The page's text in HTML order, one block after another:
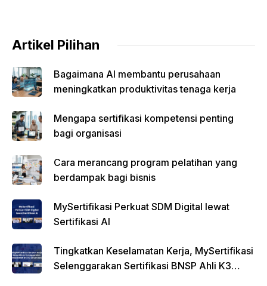
Artikel Pilihan
Bagaimana AI membantu perusahaan
meningkatkan produktivitas tenaga kerja
Mengapa sertifikasi kompetensi penting
bagi organisasi
Cara merancang program pelatihan yang
berdampak bagi bisnis
MySertifikasi Perkuat SDM Digital lewat
Sertifikasi AI
Tingkatkan Keselamatan Kerja, MySertifikasi
Selenggarakan Sertifikasi BNSP Ahli K3